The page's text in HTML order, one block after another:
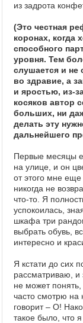
из задрота
(Это честная
коронах, когда
способного
уровня. Тем
слушается и не
во здравие, а
и яростью, из-
косяков автор
больших, ни
делать эту
дальнейшего
Первые месяцы
на улице, и он
от этого мне
никогда не
что-то. Я
успокоилась,
шкафа три
выбрать обувь,
интересно и
Я кстати до сих
рассматриваю, и
не может
часто смотрю на
говорит – О!
такое было, что